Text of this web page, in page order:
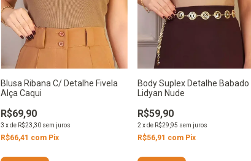
Blusa Ribana C/ Detalhe Fivela
Alça Caqui
R$69,90
3 xde R$23,30 sem juros
R$66,41 com Pix
Body Suplex Detalhe Babado
Lidyan Nude
R$59,90
2 xde R$29,95 sem juros
R$56,91 com Pix